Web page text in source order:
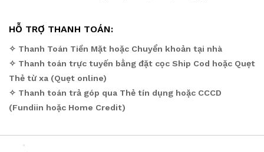
HỖ TRỢ THANH TOÁN:
✧ Thanh Toán Tiền Mặt hoặc Chuyển khoản tại nhà
✧ Thanh toán trực tuyến bằng đặt cọc Ship Cod hoặc Quẹt
Thẻ từ xa (Quẹt online)
✧ Thanh toán trả góp qua Thẻ tín dụng hoặc CCCD
(Fundiin hoặc Home Credit)